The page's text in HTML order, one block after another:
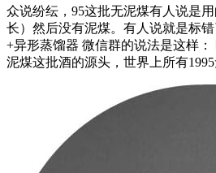
众说纷纭，95这批无泥煤有人说是
长）然后没有泥煤。有人说就是标
+异形蒸馏器 微信群的说法是这样：
泥煤这批酒的源头，世界上所有